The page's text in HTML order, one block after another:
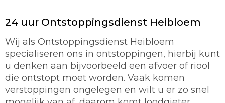
24 uur Ontstoppingsdienst Heibloem
Wij als Ontstoppingsdienst Heibloem
specialiseren ons in ontstoppingen, hierbij kunt
u denken aan bijvoorbeeld een afvoer of riool
die ontstopt moet worden. Vaak komen
verstoppingen ongelegen en wilt u er zo snel